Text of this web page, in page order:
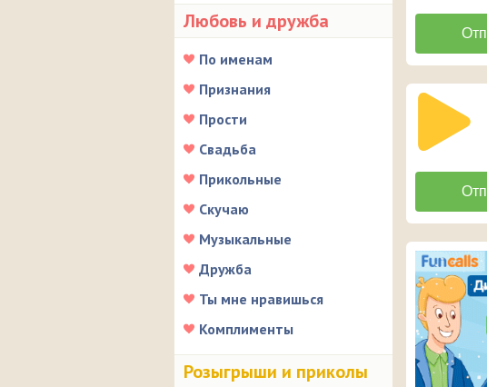
Любовь и дружба
По именам
Признания
Прости
Свадьба
Прикольные
Скучаю
Музыкальные
Дружба
Ты мне нравишься
Комплименты
Розыгрыши и приколы